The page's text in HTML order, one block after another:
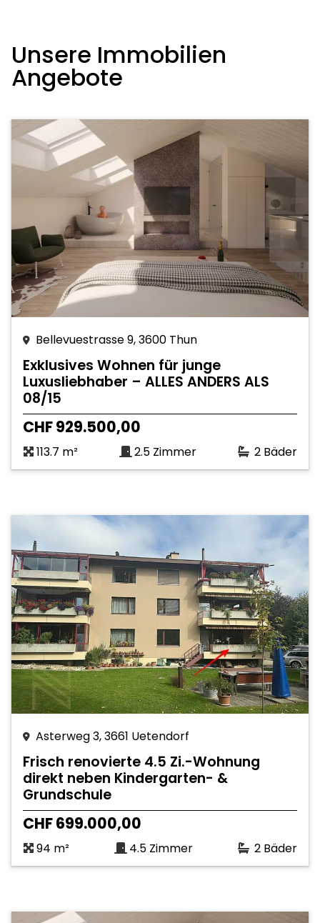
Unsere Immobilien
Angebote
Bellevuestrasse 9, 3600 Thun
Exklusives Wohnen für junge
Luxusliebhaber – ALLES ANDERS ALS
08/15
CHF 929.500,00
113.7 m² 2.5 Zimmer 2 Bäder
Asterweg 3, 3661 Uetendorf
Frisch renovierte 4.5 Zi.-Wohnung
direkt neben Kindergarten- &
Grundschule
CHF 699.000,00
94 m² 4.5 Zimmer 2 Bäder